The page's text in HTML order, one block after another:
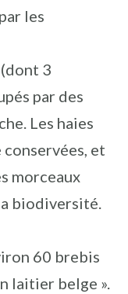
les
3
par des
Les haies
et
morceaux
biodiversité.
60 brebis
laitier belge ».